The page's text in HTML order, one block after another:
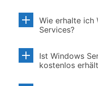
Wie erhalte ich
Services?
Ist Windows
kostenlos